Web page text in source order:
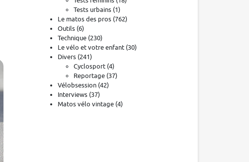
Tests urbains (1)
Le matos des pros (762)
Outils (6)
Technique (230)
Le vélo et votre enfant (30)
Divers (241)
Cyclosport (4)
Reportage (37)
Vélobsession (42)
Interviews (37)
Matos vélo vintage (4)